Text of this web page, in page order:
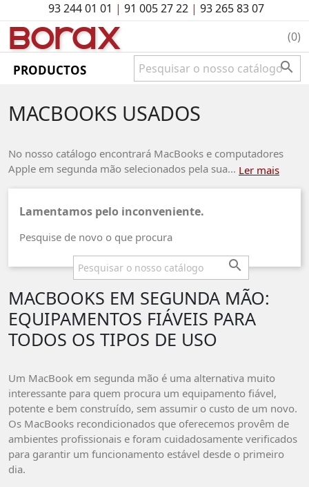
93 244 01 01 | 91 005 27 22| 93 265 83 07
BOrAx (0)
PRODUCTOS 
MACBOOKS USADOS
No nosso catálogo encontrará MacBooks e computadores
Apple em segunda mão selecionados pela sua... Ler mais
Lamentamos pelo inconveniente.
Pesquise de novo o que procura

MACBOOKS EM SEGUNDA MÃO:
EQUIPAMENTOS FIÁVEIS PARA
TODOS OS TIPOS DE USO
Um MacBook em segunda mão é uma alternativa muito
interessante para quem procura um equipamento fiável,
potente e bem construído, sem assumir o custo de um novo.
Os MacBooks recondicionados que oferecemos provêm de
ambientes profissionais e foram cuidadosamente verificados
para garantir um funcionamento estável desde o primeiro
dia.